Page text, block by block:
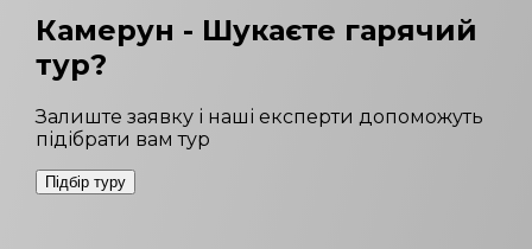
Камерун - Шукаєте гарячий
тур?
Залиште заявку і наші експерти допоможуть
підібрати вам тур
Підбір туру